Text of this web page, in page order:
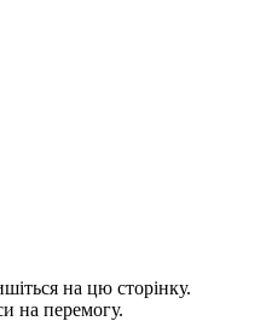
на цю сторінку.
на перемогу.